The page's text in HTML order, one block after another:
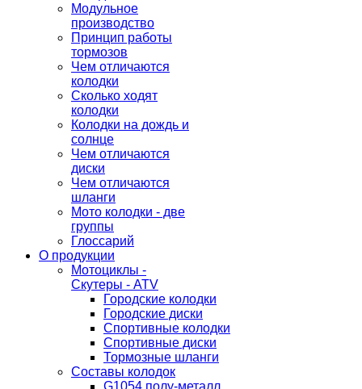
Модульное
производство
Принцип работы
тормозов
Чем отличаются
колодки
Сколько ходят
колодки
Колодки на дождь и
солнце
Чем отличаются
диски
Чем отличаются
шланги
Мото колодки - две
группы
Глоссарий
О продукции
Мотоциклы -
Скутеры - ATV
Городские колодки
Городские диски
Спортивные колодки
Спортивные диски
Тормозные шланги
Составы колодок
G1054 полу-металл